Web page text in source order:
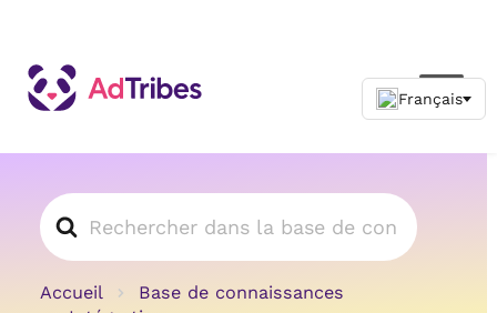
Rechercher
Accueil
Base de connaissances